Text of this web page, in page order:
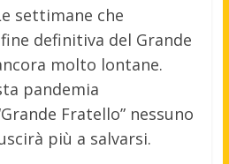
settimane che
definitiva del Grande
molto lontane.
pandemia
Fratello” nessuno
più a salvarsi.